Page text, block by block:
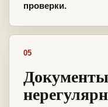
проверки.
05